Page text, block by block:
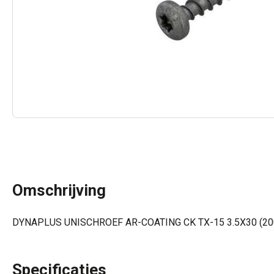
Omschrijving
DYNAPLUS UNISCHROEF AR-COATING CK TX-15 3.5X30
Specificaties